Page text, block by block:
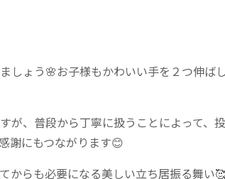
しょう🌸お子様もかわいい手を２つ伸ば
が、普段から丁寧に扱うことによって、
謝にもつながります😊
からも必要になる美しい立ち居振る舞い